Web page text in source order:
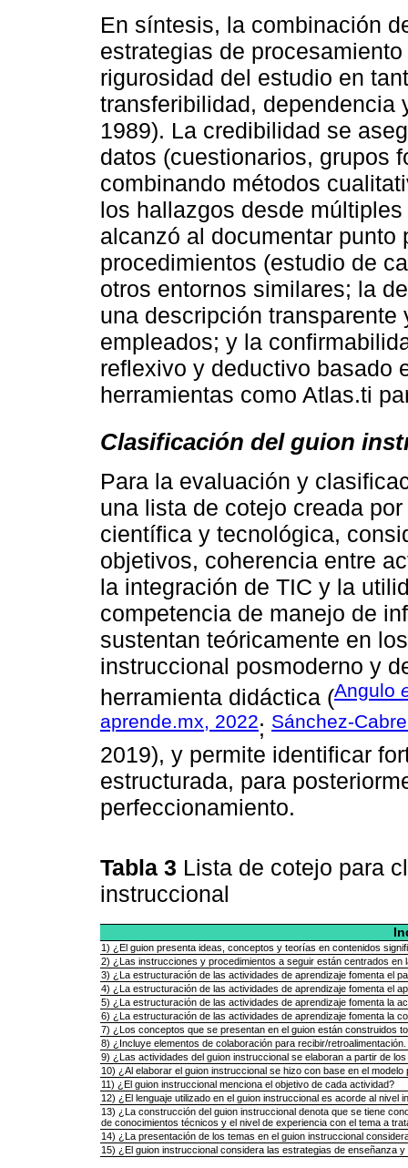
En síntesis, la combinación
estrategias de
rigurosidad del estudio en
transferibilidad, dependencia
1989). La credibilidad se
datos (cuestionarios, grupos
combinando métodos
los hallazgos desde
alcanzó al documentar punto
procedimientos (estudio de
otros entornos similares; la
una descripción
empleados; y la
reflexivo y deductivo basado
herramientas como Atlas.ti
Clasificación del guion
Para la evaluación y
una lista de cotejo creada
científica y tecnológica,
objetivos, coherencia entre
la integración de TIC y la
competencia de manejo de
sustentan teóricamente en
instruccional posmoderno y
herramienta didáctica (Angulo
aprende.mx, 2022; Sánchez-
2019), y permite identificar
estructurada, para
perfeccionamiento.
Tabla 3 Lista de cotejo para
instruccional
1) ¿El guion presenta ideas, conceptos y teorías en contenidos
2) ¿Las instrucciones y procedimientos a seguir están centrados en
3) ¿La estructuración de las actividades de aprendizaje fomenta el
4) ¿La estructuración de las actividades de aprendizaje fomenta el
5) ¿La estructuración de las actividades de aprendizaje fomenta la
6) ¿La estructuración de las actividades de aprendizaje fomenta la
7) ¿Los conceptos que se presentan en el guion están construidos
8) ¿Incluye elementos de colaboración para recibir/
9) ¿Las actividades del guion instruccional se elaboran a partir de
10) ¿Al elaborar el guion instruccional se hizo con base en el
11) ¿El guion instruccional menciona el objetivo de cada actividad?
12) ¿El lenguaje utilizado en el guion instruccional es acorde al nivel
13) ¿La construcción del guion instruccional denota que se tiene
de conocimientos técnicos y el nivel de experiencia con el tema a
14) ¿La presentación de los temas en el guion instruccional
15) ¿El guion instruccional considera las estrategias de enseñanza